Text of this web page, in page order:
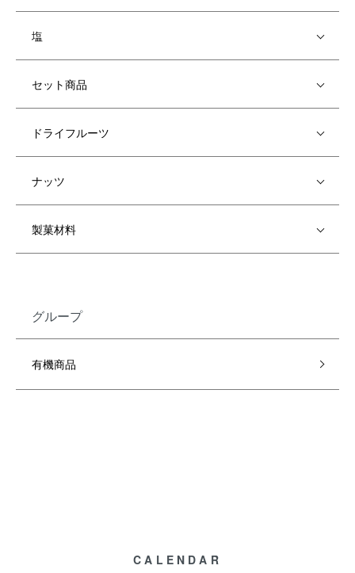
塩
セット商品
ドライフルーツ
ナッツ
製菓材料
グループ
有機商品
CALENDAR